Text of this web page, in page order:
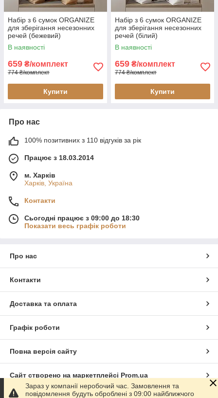
Набір з 6 сумок ORGANIZE
для зберігання несезонних
речей (бежевий)
В наявності
659 ₴/комплект
774 ₴/комплект
Купити
Набір з 6 сумок ORGANIZE
для зберігання несезонних
речей (білий)
В наявності
659 ₴/комплект
774 ₴/комплект
Купити
Про нас
100% позитивних з 110 відгуків за рік
Працює з 18.03.2014
м. Харків
Харків, Україна
Контакти
Сьогодні працює з 09:00 до 18:30
Показати весь графік роботи
Про нас
Контакти
Доставка та оплата
Графік роботи
Повна версія сайту
Сайт створено на маркетплейсі Prom.ua
Зараз у компанії неробочий час. Замовлення та
повідомлення будуть оброблені з 09:00 найближчого